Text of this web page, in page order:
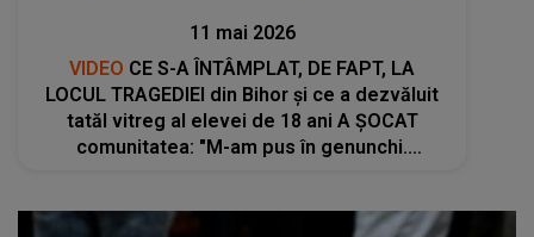
11 mai 2026
VIDEO CE S-A ÎNTÂMPLAT, DE FAPT, LA
LOCUL TRAGEDIEI din Bihor și ce a dezvăluit
tatăl vitreg al elevei de 18 ani A ȘOCAT
comunitatea: "M-am pus în genunchi.